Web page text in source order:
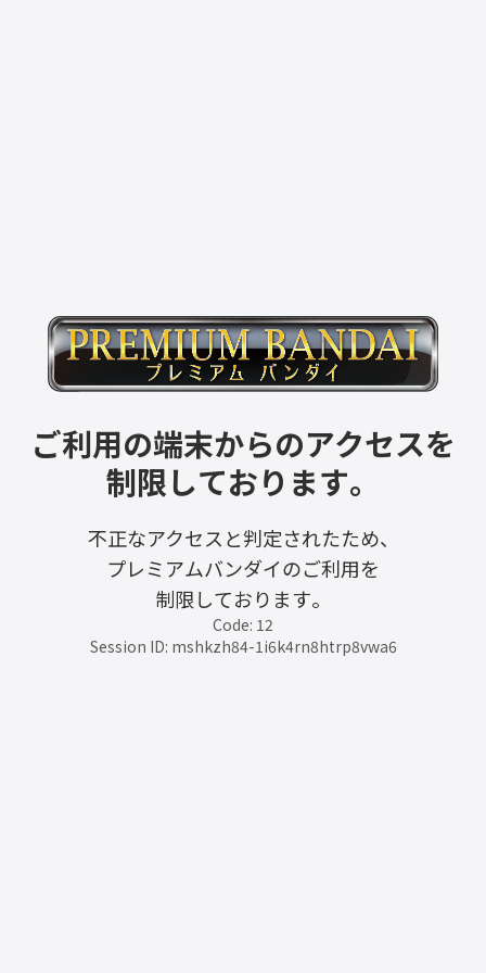
ご利用の端末からのアクセスを
制限しております。
不正なアクセスと判定されたため、
プレミアムバンダイのご利用を
制限しております。
Code: 12
Session ID: mshkzh84-1i6k4rn8htrp8vwa6